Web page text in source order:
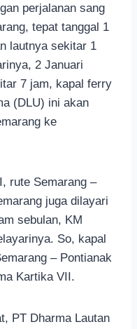
perjalanan sang
tepat tanggal 1
lautnya sekitar 1
2 Januari
7 jam, kapal ferry
(DLU) ini akan
ke
rute Semarang –
juga dilayari
sebulan, KM
So, kapal
– Pontianak
Kartika VII.
PT Dharma Lautan